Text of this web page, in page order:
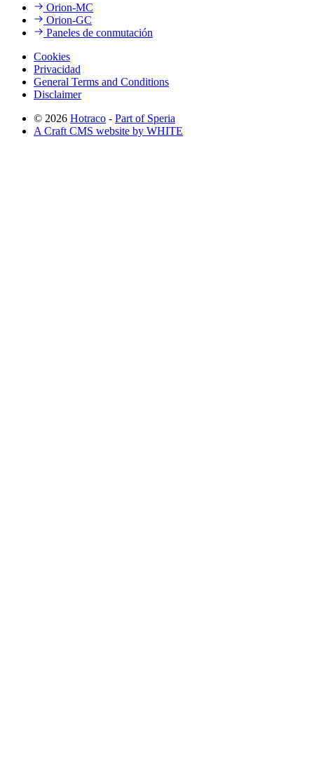
Orion-MC
Orion-GC
Paneles de conmutación
Cookies
Privacidad
General Terms and Conditions
Disclaimer
© 2026 Hotraco - Part of Speria
A Craft CMS website by WHITE